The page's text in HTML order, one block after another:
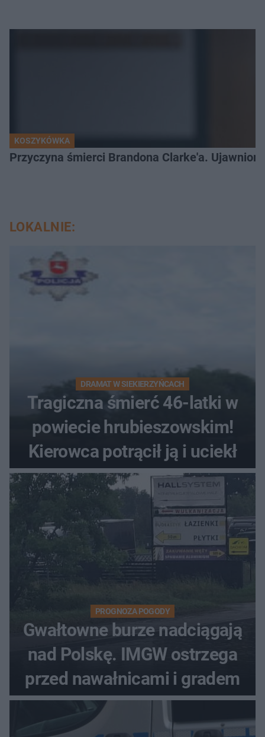
KOSZYKÓWKA
Przyczyna śmierci Brandona Clarke'a.
LOKALNIE:
DRAMAT W SIEKIERZYŃCACH
Tragiczna śmierć 46-latki w
powiecie hrubieszowskim!
Kierowca potrącił ją i uciekł
PROGNOZA POGODY
Gwałtowne burze nadciągają
nad Polskę. IMGW ostrzega
przed nawałnicami i gradem